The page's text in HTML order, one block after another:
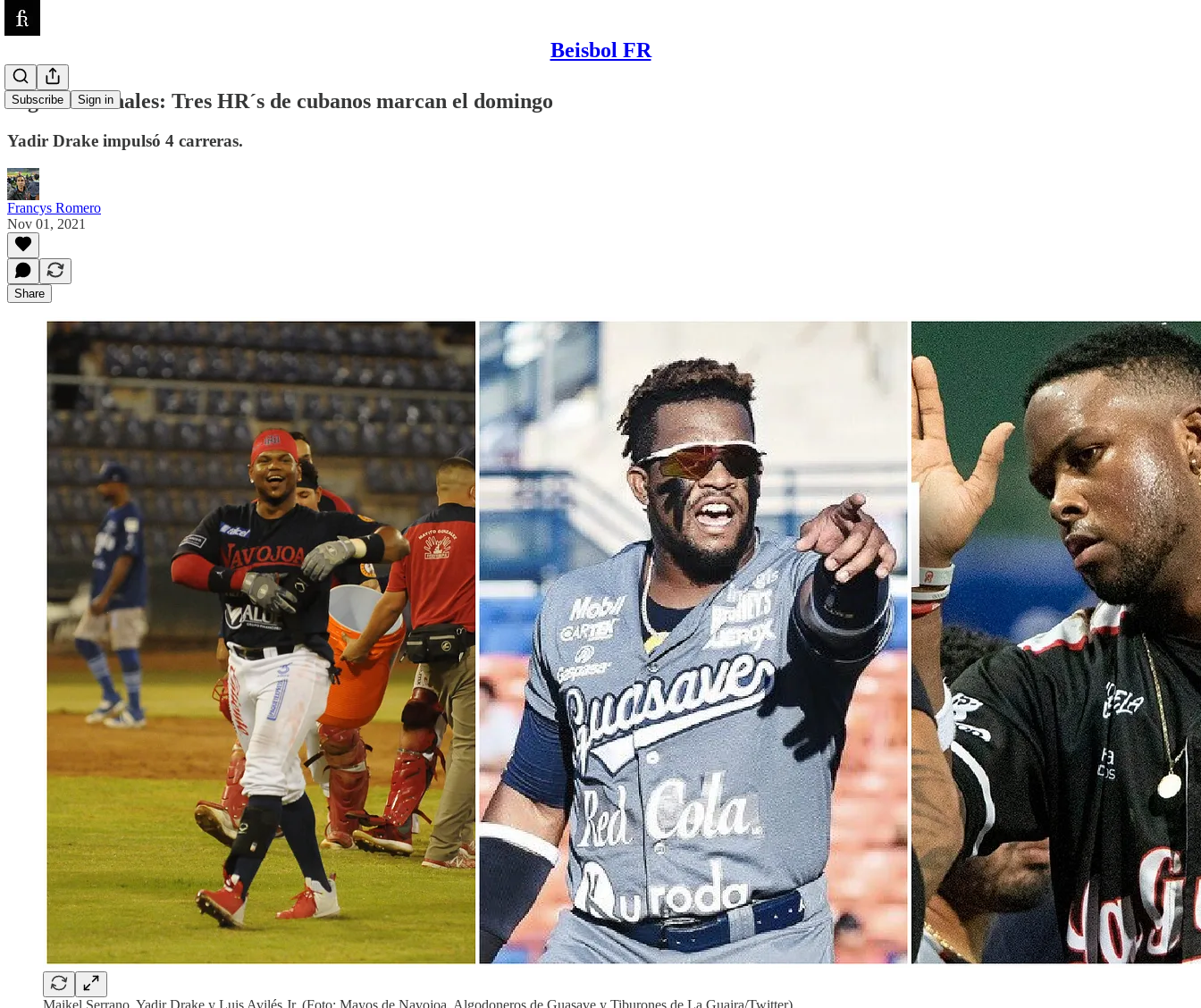
Beisbol FR
Subscribe Sign in
Ligas Invernales: Tres HR´s de cubanos marcan el domingo
Yadir Drake impulsó 4 carreras.
Francys Romero
Nov 01, 2021
Share
Maikel Serrano, Yadir Drake y Luis Avilés Jr. (Foto: Mayos de Navojoa, Algodoneros de Guasave y Tiburones de La Guaira/Twitter).